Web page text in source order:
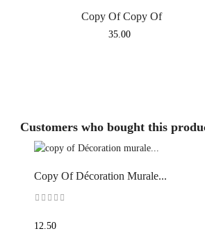
Copy Of Copy Of
Price
35.00
Customers who bought this
Copy Of Décoration Murale...
12.50